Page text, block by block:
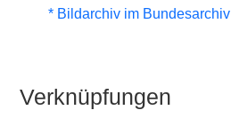
* Bildarchiv im Bundesarchiv
Verknüpfungen